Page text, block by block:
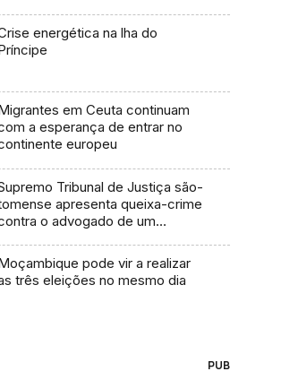
energética na lha do
em Ceuta continuam
a esperança de entrar no
europeu
Tribunal de Justiça são-
apresenta queixa-crime
o advogado de um
pode vir a realizar
três eleições no mesmo dia
PUB